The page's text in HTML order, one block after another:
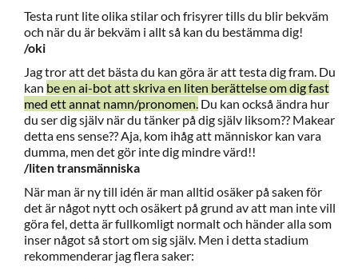
Testa runt lite olika stilar och frisyrer tills du blir bekväm
och när du är bekväm i allt så kan du bestämma dig!
/oki
Jag tror att det bästa du kan göra är att testa dig fram. Du
kan be en ai-bot att skriva en liten berättelse om dig fast
med ett annat namn/pronomen. Du kan också ändra hur
du ser dig själv när du tänker på dig själv liksom?? Makear
detta ens sense?? Aja, kom ihåg att människor kan vara
dumma, men det gör inte dig mindre värd!!
/liten transmänniska
När man är ny till idén är man alltid osäker på saken för
det är något nytt och osäkert på grund av att man inte vill
göra fel, detta är fullkomligt normalt och händer alla som
inser något så stort om sig själv. Men i detta stadium
rekommenderar jag flera saker: